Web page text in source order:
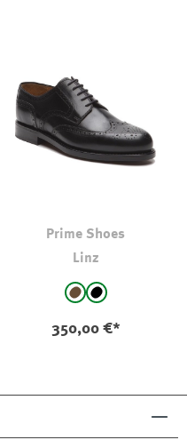
Prime Shoes
Linz
auswählen
braunschwarz
350,00 €*